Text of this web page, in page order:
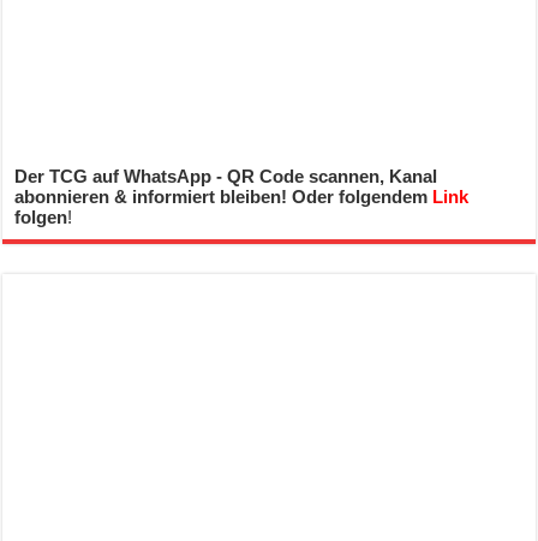
Der TCG auf WhatsApp - QR Code scannen, Kanal
abonnieren & informiert bleiben! Oder folgendem Link
folgen!